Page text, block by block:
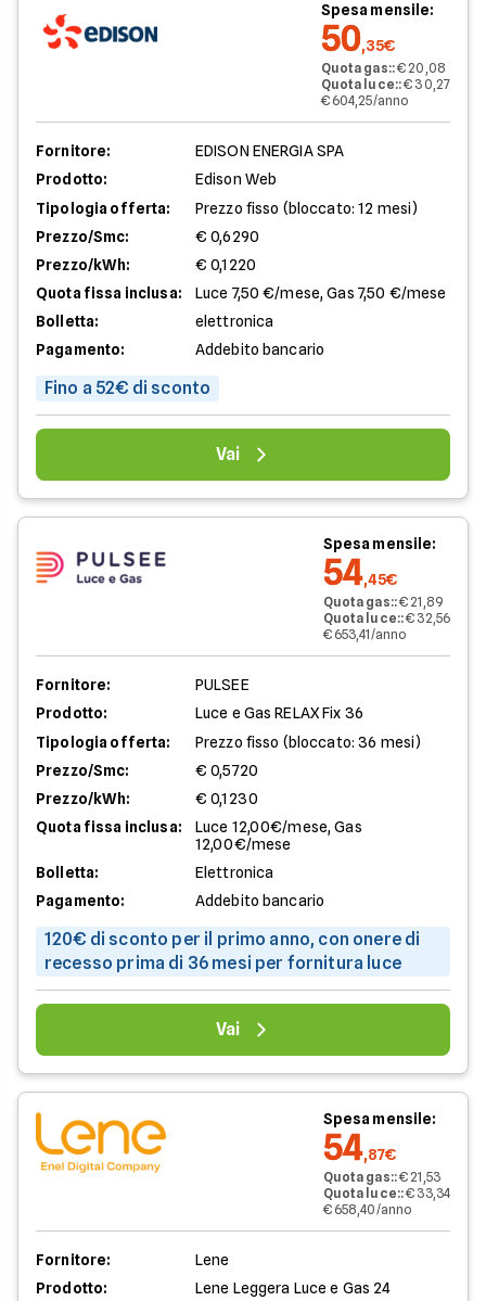
Spesa mensile:
50,35€
Quota gas::€ 20,08
Quota luce::€ 30,27
€ 604,25/anno
Fornitore:
EDISON ENERGIA SPA
Prodotto:
Edison Web
Tipologia offerta:
Prezzo fisso (bloccato: 12 mesi)
Prezzo/Smc:
€ 0,6290
Prezzo/kWh:
€ 0,1220
Quota fissa inclusa:
Luce 7,50 €/mese, Gas 7,50 €/mese
Bolletta:
elettronica
Pagamento:
Addebito bancario
Fino a 52€ di sconto
Vai
Spesa mensile:
54,45€
Quota gas::€ 21,89
Quota luce::€ 32,56
€ 653,41/anno
Fornitore:
PULSEE
Prodotto:
Luce e Gas RELAX Fix 36
Tipologia offerta:
Prezzo fisso (bloccato: 36 mesi)
Prezzo/Smc:
€ 0,5720
Prezzo/kWh:
€ 0,1230
Quota fissa inclusa:
Luce 12,00€/mese, Gas
12,00€/mese
Bolletta:
Elettronica
Pagamento:
Addebito bancario
120€ di sconto per il primo anno, con onere di
recesso prima di 36 mesi per fornitura luce
Vai
Spesa mensile:
54,87€
Quota gas::€ 21,53
Quota luce::€ 33,34
€ 658,40/anno
Fornitore:
Lene
Prodotto:
Lene Leggera Luce e Gas 24